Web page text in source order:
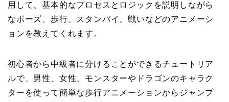
用して、基本的なプロセスとロジックを説明しながら
なポーズ、歩行、スタンバイ、戦いなどのアニメーシ
ョンを教えてくれます。
初心者から中級者に分けることができるチュートリア
ルで、男性、女性、モンスターやドラゴンのキャラク
ターを使って簡単な歩行アニメーションからジャンプ